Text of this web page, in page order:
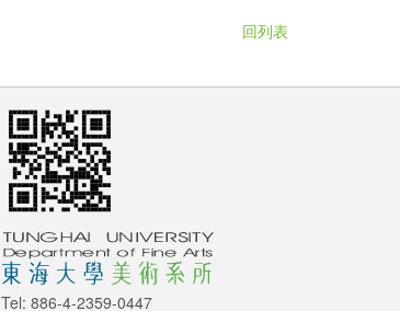
回列表
Tel: 886-4-2359-0447